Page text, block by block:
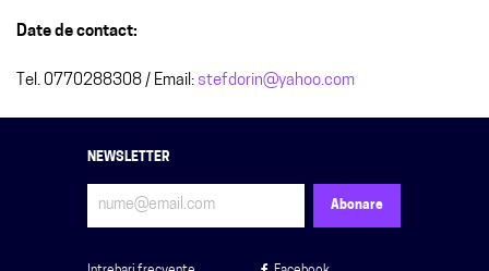
Date de contact:
Tel. 0770288308 / Email: stefdorin@yahoo.com
NEWSLETTER